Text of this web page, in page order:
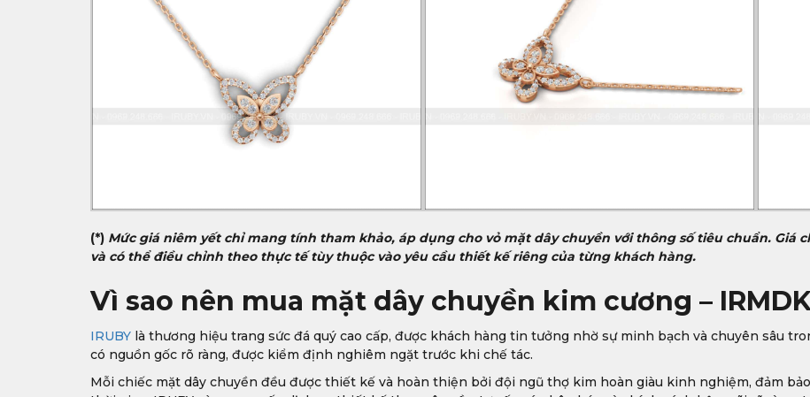
(*) Mức giá niêm yết chỉ mang tính tham khảo, áp dụng cho vỏ mặt dây chuyền với thông số tiêu chuẩn. Giá
và có thể điều chỉnh theo thực tế tùy thuộc vào yêu cầu thiết kế riêng của từng khách hàng.
Vì sao nên mua mặt dây chuyền kim cương –
IRUBY là thương hiệu trang sức đá quý cao cấp, được khách hàng tin tưởng nhờ sự minh bạch và chuyên sâu
có nguồn gốc rõ ràng, được kiểm định nghiêm ngặt trước khi chế tác.
Mỗi chiếc mặt dây chuyền đều được thiết kế và hoàn thiện bởi đội ngũ thợ kim hoàn giàu kinh nghiệm, đảm